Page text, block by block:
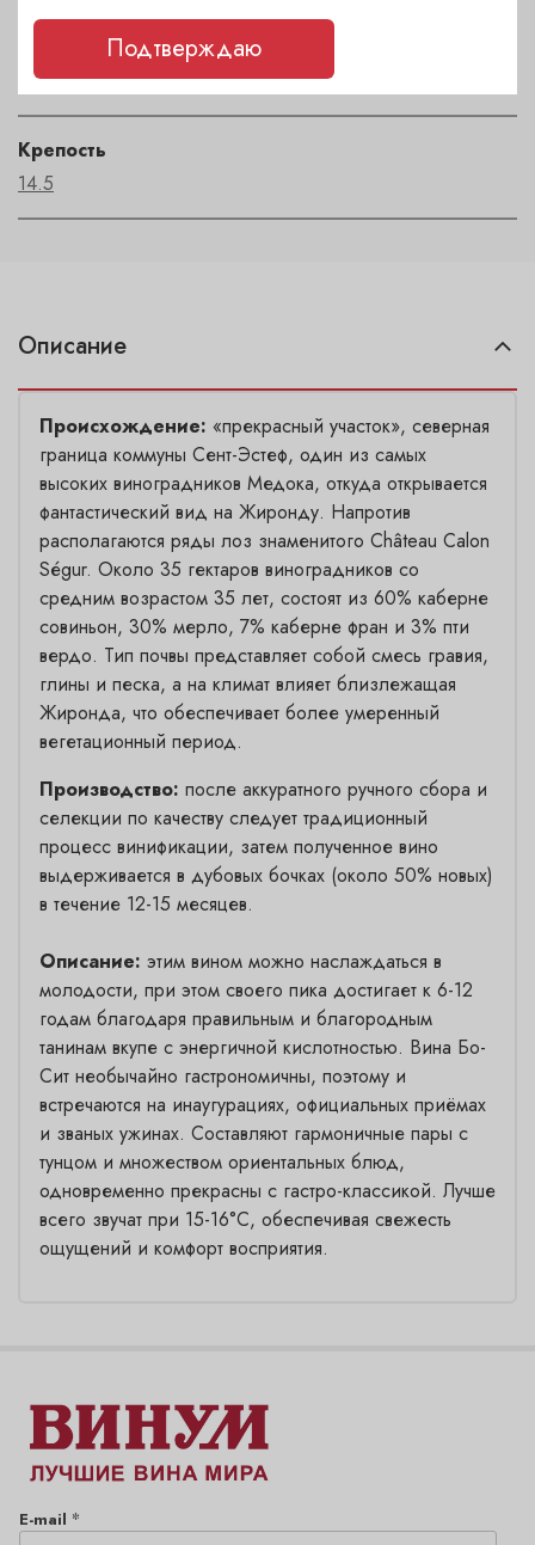
Saint-Estephe
Крепость
14.5
Описание
Происхождение: «прекрасный участок», северная
граница коммуны Сент-Эстеф, один из самых
высоких виноградников Медока, откуда открывается
фантастический вид на Жиронду. Напротив
располагаются ряды лоз знаменитого Château Calon
Ségur. Около 35 гектаров виноградников со
средним возрастом 35 лет, состоят из 60% каберне
совиньон, 30% мерло, 7% каберне фран и 3% пти
вердо. Тип почвы представляет собой смесь гравия,
глины и песка, а на климат влияет близлежащая
Жиронда, что обеспечивает более умеренный
вегетационный период.
Производство: после аккуратного ручного сбора и
селекции по качеству следует традиционный
процесс винификации, затем полученное вино
выдерживается в дубовых бочках (около 50% новых)
в течение 12-15 месяцев.
Описание: этим вином можно наслаждаться в
молодости, при этом своего пика достигает к 6-12
годам благодаря правильным и благородным
танинам вкупе с энергичной кислотностью. Вина Бо-
Сит необычайно гастрономичны, поэтому и
встречаются на инаугурациях, официальных приёмах
и званых ужинах. Составляют гармоничные пары с
тунцом и множеством ориентальных блюд,
одновременно прекрасны с гастро-классикой. Лучше
всего звучат при 15-16°С, обеспечивая свежесть
ощущений и комфорт восприятия.
E-mail *
Подтверждаю